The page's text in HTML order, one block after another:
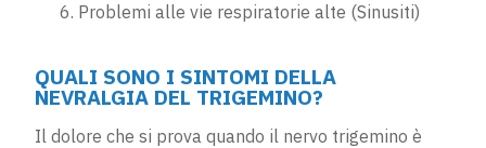
Problemi alle vie respiratorie alte (Sinusiti)
QUALI SONO I SINTOMI DELLA
NEVRALGIA DEL TRIGEMINO?
Il dolore che si prova quando il nervo trigemino è